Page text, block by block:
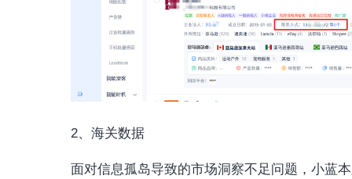
2、海关数据
面对信息孤岛导致的市场洞察不足问题，小蓝